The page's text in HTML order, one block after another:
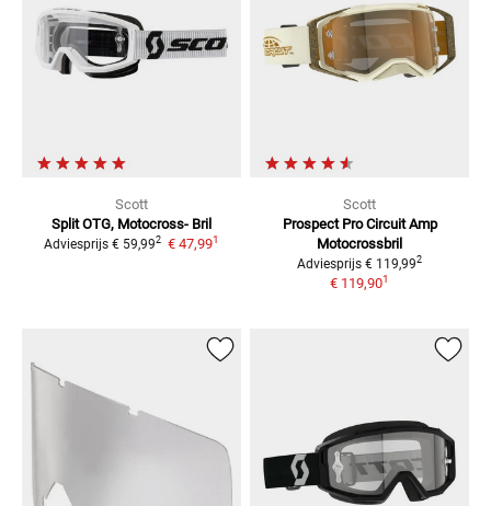
Scott
Split OTG, Motocross- Bril
Adviesprijs € 59,992 € 47,991
Scott
Prospect Pro Circuit Amp
Motocrossbril
Adviesprijs € 119,992
€ 119,901